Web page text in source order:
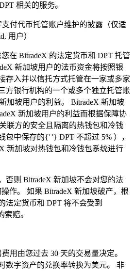
相关的服务。
付代币托管账户维护的披露（仅适
用户）
在 BitradeX 的法定货币和 DPT 托管
新加坡用户的法币资金将按照银
存入并以信托方式托管在一家或多家
方银行机构的一个或多个独立托管账
加坡用户的利益。 BitradeX 新加坡
新加坡用户的利益而根据保障协
联方的安全且隔离的热钱包和冷钱
包中保存的{' '} DPT 不超过 5% ），
新加坡对热钱包和冷钱包系统进行
否则 BitradeX 新加坡不会对您的法
作。 如果 BitradeX 新加坡破产，根
法定货币和 DPT 将不会受到
索赔。
用由您过去 30 天的交易量决定。
数字资产的兑换率转换为美元。 非